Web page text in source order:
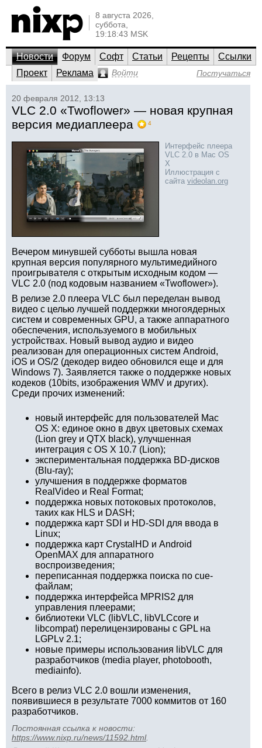
8 августа 2026,
суббота,
19:18:43 MSK
Новости Форум Софт Статьи Рецепты
Ссылки
Проект
Реклама Войти Постучаться
20 февраля 2012, 13:13
VLC 2.0 «Twoflower» — новая крупная
версия медиаплеера
4
Интерфейс плеера
VLC 2.0 в Mac OS
X
Иллюстрация с
сайта videolan.org
Вечером минувшей субботы вышла новая
крупная версия популярного мультимедийного
проигрывателя с открытым исходным кодом —
VLC 2.0 (под кодовым названием «Twoflower»).
В релизе 2.0 плеера VLC был переделан вывод
видео с целью лучшей поддержки многоядерных
систем и современных GPU, а также аппаратного
обеспечения, используемого в мобильных
устройствах. Новый вывод аудио и видео
реализован для операционных систем Android,
iOS и OS/2 (декодер видео обновился еще и для
Windows 7). Заявляется также о поддержке новых
кодеков (10bits, изображения WMV и других).
Среди прочих изменений:
новый интерфейс для пользователей Mac
OS X: единое окно в двух цветовых схемах
(Lion grey и QTX black), улучшенная
интеграция с OS X 10.7 (Lion);
экспериментальная поддержка BD-дисков
(Blu-ray);
улучшения в поддержке форматов
RealVideo и Real Format;
поддержка новых потоковых протоколов,
таких как HLS и DASH;
поддержка карт SDI и HD-SDI для ввода в
Linux;
поддержка карт CrystalHD и Android
OpenMAX для аппаратного
воспроизведения;
переписанная поддержка поиска по cue-
файлам;
поддержка интерфейса MPRIS2 для
управления плеерами;
библиотеки VLC (libVLC, libVLCcore и
libcompat) перелицензированы с GPL на
LGPLv 2.1;
новые примеры использования libVLC для
разработчиков (media player, photobooth,
mediainfo).
Всего в релиз VLC 2.0 вошли изменения,
появившиеся в результате 7000 коммитов от 160
разработчиков.
Постоянная ссылка к новости:
https://www.nixp.ru/news/11592.html.